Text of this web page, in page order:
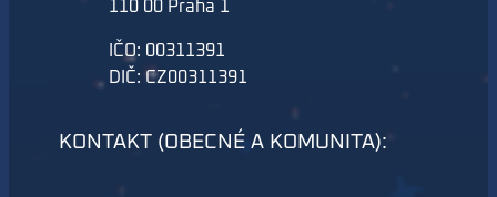
110 00 Praha 1
IČO: 00311391
DIČ: CZ00311391
KONTAKT (OBECNÉ A KOMUNITA):